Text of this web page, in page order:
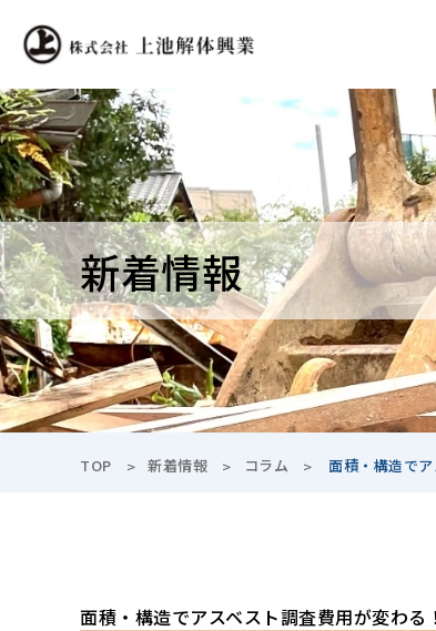
新着情報
TOP 新着情報 コラム 面積・構造で
面積・構造でアスベスト調査費用が変わ